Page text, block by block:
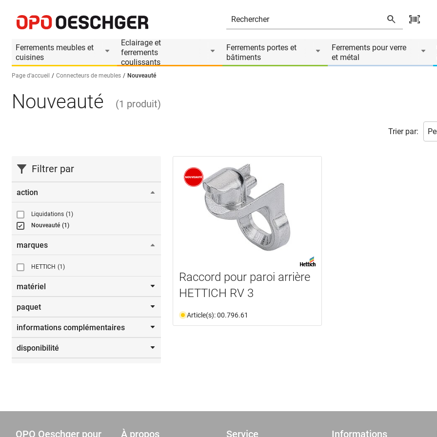
Ferrements meubles et
cuisines
Eclairage et
ferrements
coulissants
Ferrements portes et
bâtiments
Ferrements pour verre
et métal
Sélectionnez une langue (FR)
Page d’accueil Connecteurs de meubles Nouveauté
Nouveauté (1 produit)
Trier par:
Filtrer par
action
Liquidations (1)
Nouveauté (1)
marques
HETTICH (1)
matériel
fonte sous pression
paquet
100 (1)
informations complémentaires
CAO (1)
disponibilité
Raccord pour paroi arrière
HETTICH RV 3
Article(s): 00.796.61
OPO Oeschger pour À propos Service Informations